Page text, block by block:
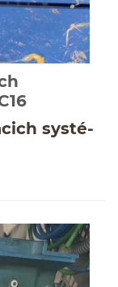
-Czytaj
sys­té­
Valco Melton –